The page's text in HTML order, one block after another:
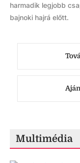
harmadik legjobb
bajnoki hajrá előtt.
Multimédia